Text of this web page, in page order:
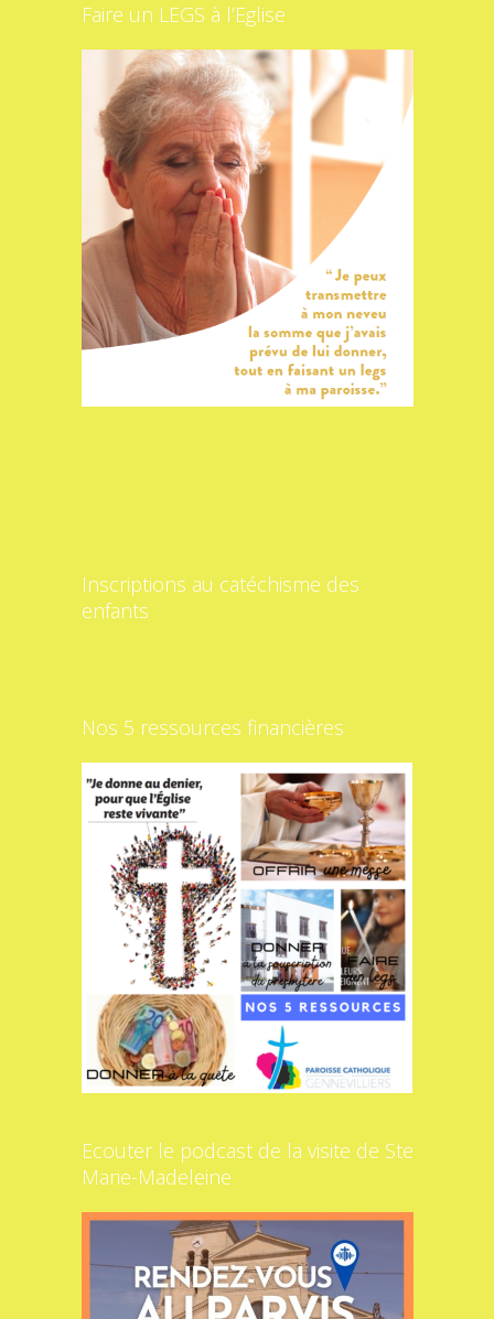
Faire un LEGS à l’Eglise
Inscriptions au catéchisme des
enfants
Nos 5 ressources financières
Ecouter le podcast de la visite de Ste
Marie-Madeleine